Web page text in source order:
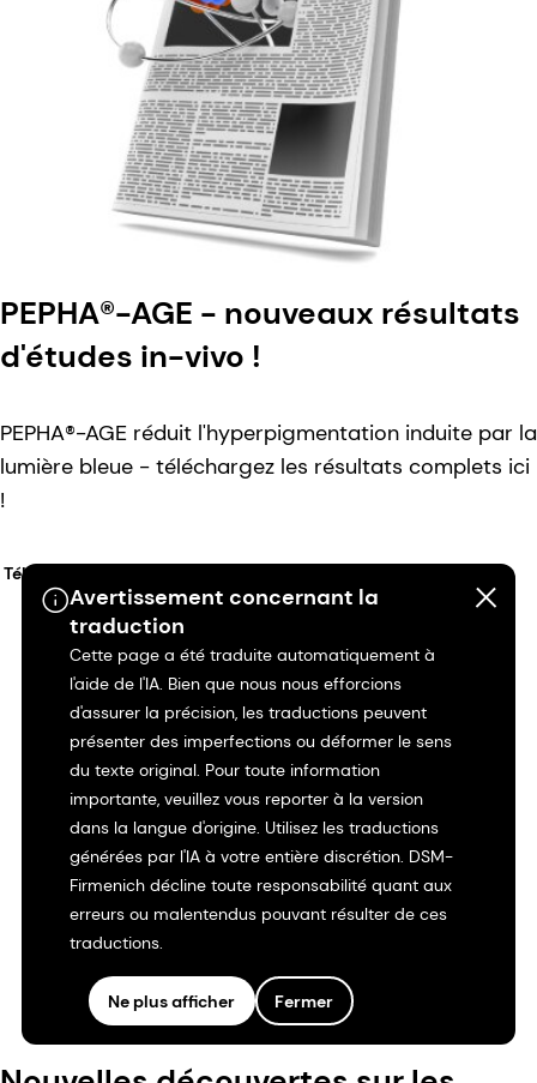
PEPHA®-AGE - nouveaux résultats
d'études in-vivo !
PEPHA®-AGE réduit l'hyperpigmentation induite par la
lumière bleue - téléchargez les résultats complets ici
!
Télécharger
Avertissement concernant la
traduction
Cette page a été traduite automatiquement à
l'aide de l'IA. Bien que nous nous efforcions
d'assurer la précision, les traductions peuvent
présenter des imperfections ou déformer le sens
du texte original. Pour toute information
importante, veuillez vous reporter à la version
dans la langue d'origine. Utilisez les traductions
générées par l'IA à votre entière discrétion. DSM-
Firmenich décline toute responsabilité quant aux
erreurs ou malentendus pouvant résulter de ces
traductions.
Ne plus afficher Fermer